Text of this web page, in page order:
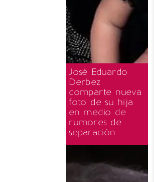
José Eduardo
Derbez
comparte nueva
foto de su hija
en medio de
rumores de
separación